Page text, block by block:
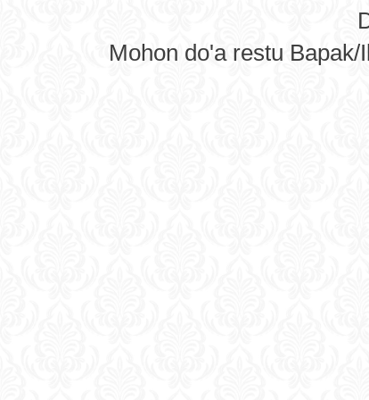
Mohon do'a restu